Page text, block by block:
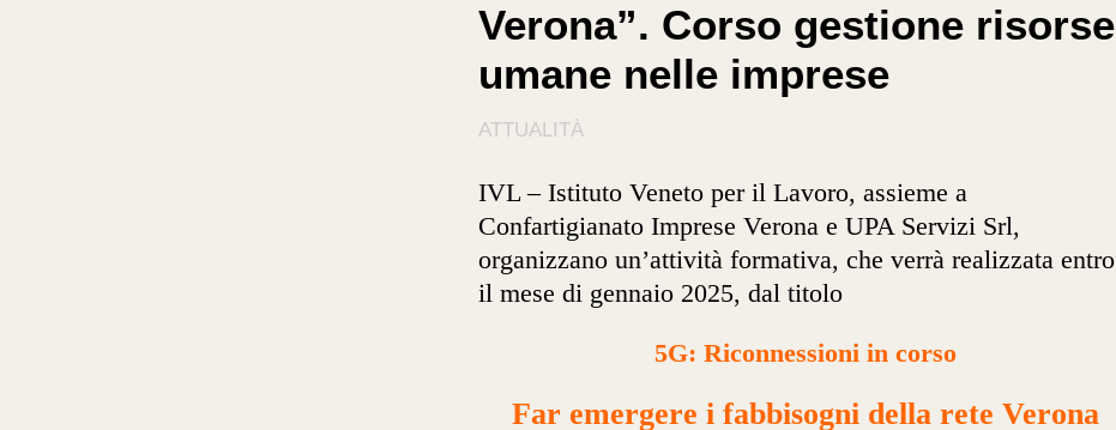
Verona”. Corso gestione risorse
umane nelle imprese
ATTUALITÀ
IVL – Istituto Veneto per il Lavoro, assieme a
Confartigianato Imprese Verona e UPA Servizi Srl,
organizzano un’attività formativa, che verrà realizzata entro
il mese di gennaio 2025, dal titolo
5G: Riconnessioni in corso
Far emergere i fabbisogni della rete Verona